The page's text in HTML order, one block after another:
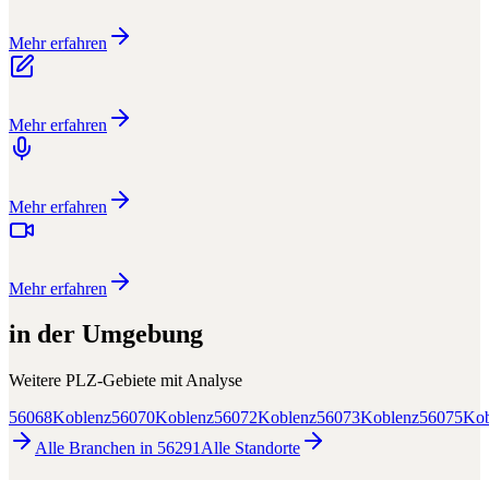
Mehr erfahren
Mehr erfahren
Mehr erfahren
Mehr erfahren
in der Umgebung
Weitere PLZ-Gebiete mit Analyse
56068Koblenz56070Koblenz56072Koblenz56073Koblenz56075
Alle Branchen in 56291 Alle Standorte